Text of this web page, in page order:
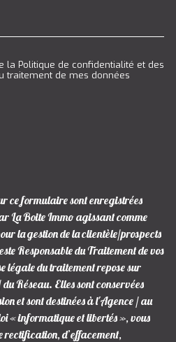
la Politique de confidentialité et des
traitement de mes données
ce formulaire sont enregistrées
La Boite Immo agissant comme
la gestion de la clientèle/prospects
Responsable du Traitement de vos
légale du traitement repose sur
Réseau. Elles sont conservées
et sont destinées à l'Agence / au
« informatique et libertés », vous
rectification, d’effacement,